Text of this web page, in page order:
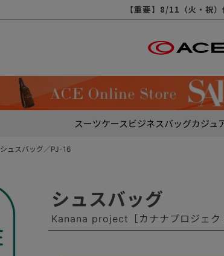
【重要】8/11（火・祝
【重要】令和８年熊
【重要】納品書・領収書
【重要】天候不良や交通状
【重要】悪質な
【重要】各種メー
【重要】お問い
【重要】SNSのな
スーツケースビジネスバッグカジュ
シュスバッグ／PJ-16
シュスバッグ
Kanana project［カナナプロジェク